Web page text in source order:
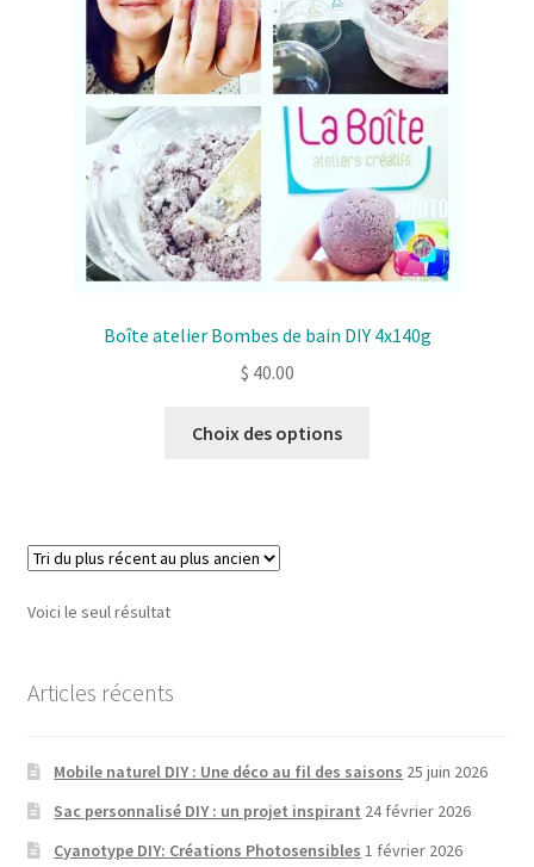
Politique de confidentialité
Validation de la commande
Boîte atelier Bombes de bain DIY 4x140g
$ 40.00
Choix des options
page
de
Voici le seul résultat
Articles récents
Mobile naturel DIY : Une déco au fil des saisons 25 juin 2026
Sac personnalisé DIY : un projet inspirant 24 février 2026
Cyanotype DIY: Créations Photosensibles 1 février 2026